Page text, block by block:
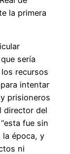
la primera
sería
recursos
intentar
prisioneros
director del
fue sin
la época, y
ni